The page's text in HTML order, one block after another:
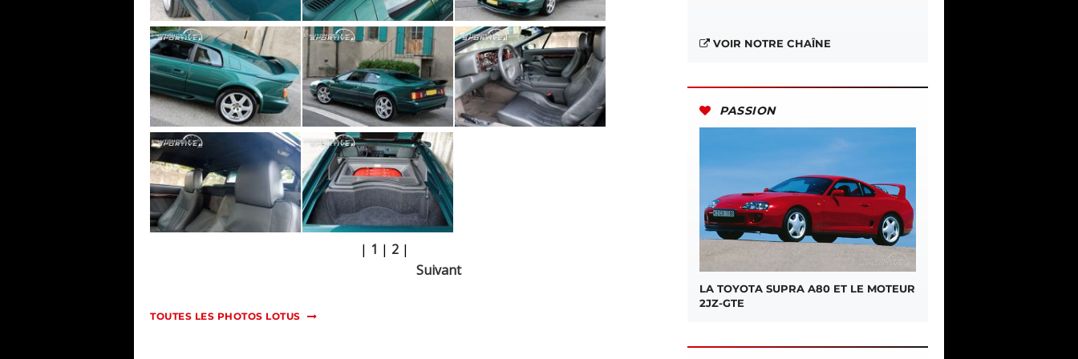
| 1 | 2 |
Suivant
TOUTES LES PHOTOS LOTUS
VOIR NOTRE CHAÎNE
PASSION
LA TOYOTA SUPRA A80 ET LE MOTEUR
2JZ-GTE